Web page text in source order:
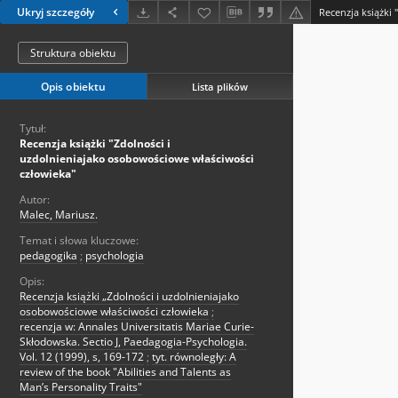
Ukryj szczegóły
Struktura obiektu
Opis obiektu Lista plików
Tytuł:
Recenzja książki "Zdolności i
uzdolnieniajako osobowościowe właściwości
człowieka"
Autor:
Malec, Mariusz.
Temat i słowa kluczowe:
pedagogika ; psychologia
Opis:
Recenzja książki „Zdolności i uzdolnieniajako
osobowościowe właściwości człowieka ;
recenzja w: Annales Universitatis Mariae Curie-
Skłodowska. Sectio J, Paedagogia-Psychologia.
Vol. 12 (1999), s, 169-172 ; tyt. równoległy: A
review of the book "Abilities and Talents as
Man’s Personality Traits"